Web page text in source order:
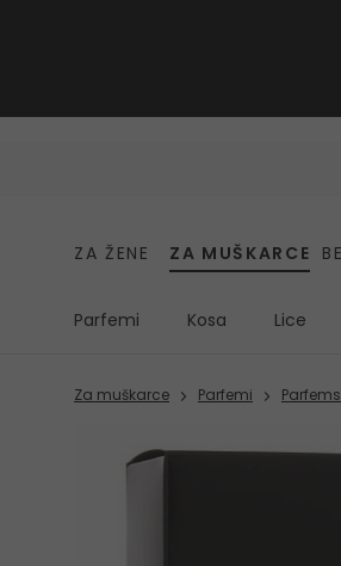
ZA ŽENE ZA MUŠKARCE
Parfemi Kosa Lice
Za muškarce Parfemi